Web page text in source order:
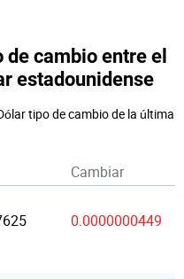
cambio entre el
estadounidense
tipo de cambio de la última
Cambiar
0.0000000449